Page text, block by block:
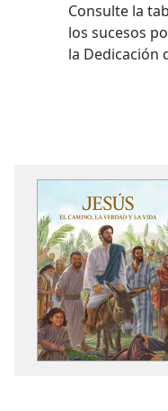
Consulte la
los sucesos
la Dedicación